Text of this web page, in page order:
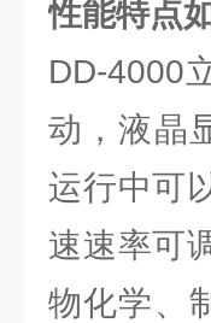
性能特点
DD-4000
动，液晶
运行中可
速速率可
物化学、